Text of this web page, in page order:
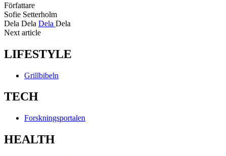
Författare
Sofie Setterholm
Dela Dela Dela Dela
Next article
LIFESTYLE
Grillbibeln
TECH
Forskningsportalen
HEALTH